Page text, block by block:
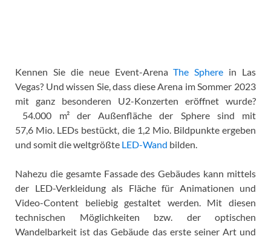
Kennen Sie die neue Event-ArenaThe Sphere in Las
Vegas? Und wissen Sie, dass diese Arena im Sommer 2023
mit ganz besonderen U2-Konzerten eröffnet wurde?
54.000 m² der Außenfläche der Sphere sind mit
57,6 Mio. LEDs bestückt, die 1,2 Mio. Bildpunkte ergeben
und somit die weltgrößte LED-Wand bilden.
Nahezu die gesamte Fassade des Gebäudes kann mittels
der LED-Verkleidung als Fläche für Animationen und
Video-Content beliebig gestaltet werden. Mit diesen
technischen Möglichkeiten bzw. der optischen
Wandelbarkeit ist das Gebäude das erste seiner Art und